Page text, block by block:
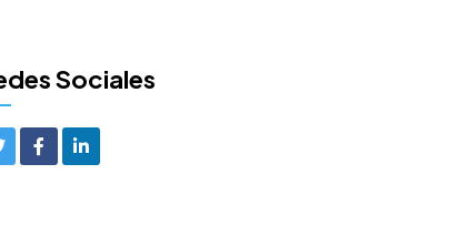
Sociales